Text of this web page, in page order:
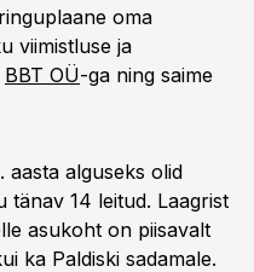
oma
viimistluse ja
BBT OÜ-ga ning saime
aasta alguseks olid
tänav 14 leitud. Laagrist
asukoht on piisavalt
ka Paldiski sadamale.